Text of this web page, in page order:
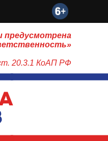
предусмотрена
20.3.1 КоАП РФ